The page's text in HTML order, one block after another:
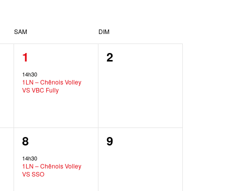
SAM DIM
1
évènement,
1
14h30
1LN – Chênois Volley
VS VBC Fully
0
2
1
évènement,
8
14h30
1LN – Chênois Volley
VS SSO
0
9